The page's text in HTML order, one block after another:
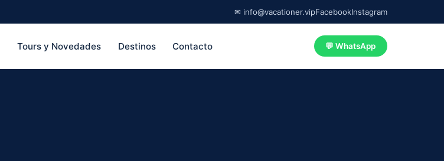
✉ info@vacationer.vipFacebookInstagram
Tours y Novedades Destinos Contacto 💬 WhatsApp